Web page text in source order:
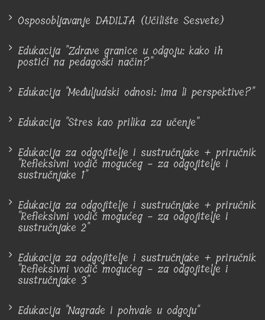
Osposobljavanje DADILJA (Učilište Sesvete)
Edukacija "Zdrave granice u odgoju: kako ih
postići na pedagoški način?"
Edukacija "Međuljudski odnosi: Ima li perspektive?"
Edukacija "Stres kao prilika za učenje"
Edukacija za odgojitelje i sustručnjake + priručnik
"Refleksivni vodič mogućeg - za odgojitelje i
sustručnjake 1"
Edukacija za odgojitelje i sustručnjake + priručnik
"Refleksivni vodič mogućeg - za odgojitelje i
sustručnjake 2"
Edukacija za odgojitelje i sustručnjake + priručnik
"Refleksivni vodič mogućeg - za odgojitelje i
sustručnjake 3"
Edukacija "Nagrade i pohvale u odgoju"